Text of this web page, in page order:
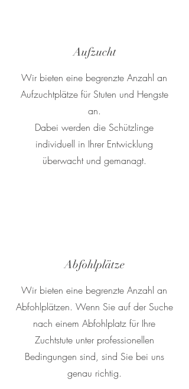
Aufzucht
Wir bieten eine begrenzte Anzahl an
Aufzuchtplätze für Stuten und Hengste
an.
Dabei werden die Schützlinge
individuell in Ihrer Entwicklung
überwacht und gemanagt.
Abfohlplätze
Wir bieten eine begrenzte Anzahl an
Abfohlplätzen. Wenn Sie auf der Suche
nach einem Abfohlplatz für Ihre
Zuchtstute unter professionellen
Bedingungen sind, sind Sie bei uns
genau richtig.